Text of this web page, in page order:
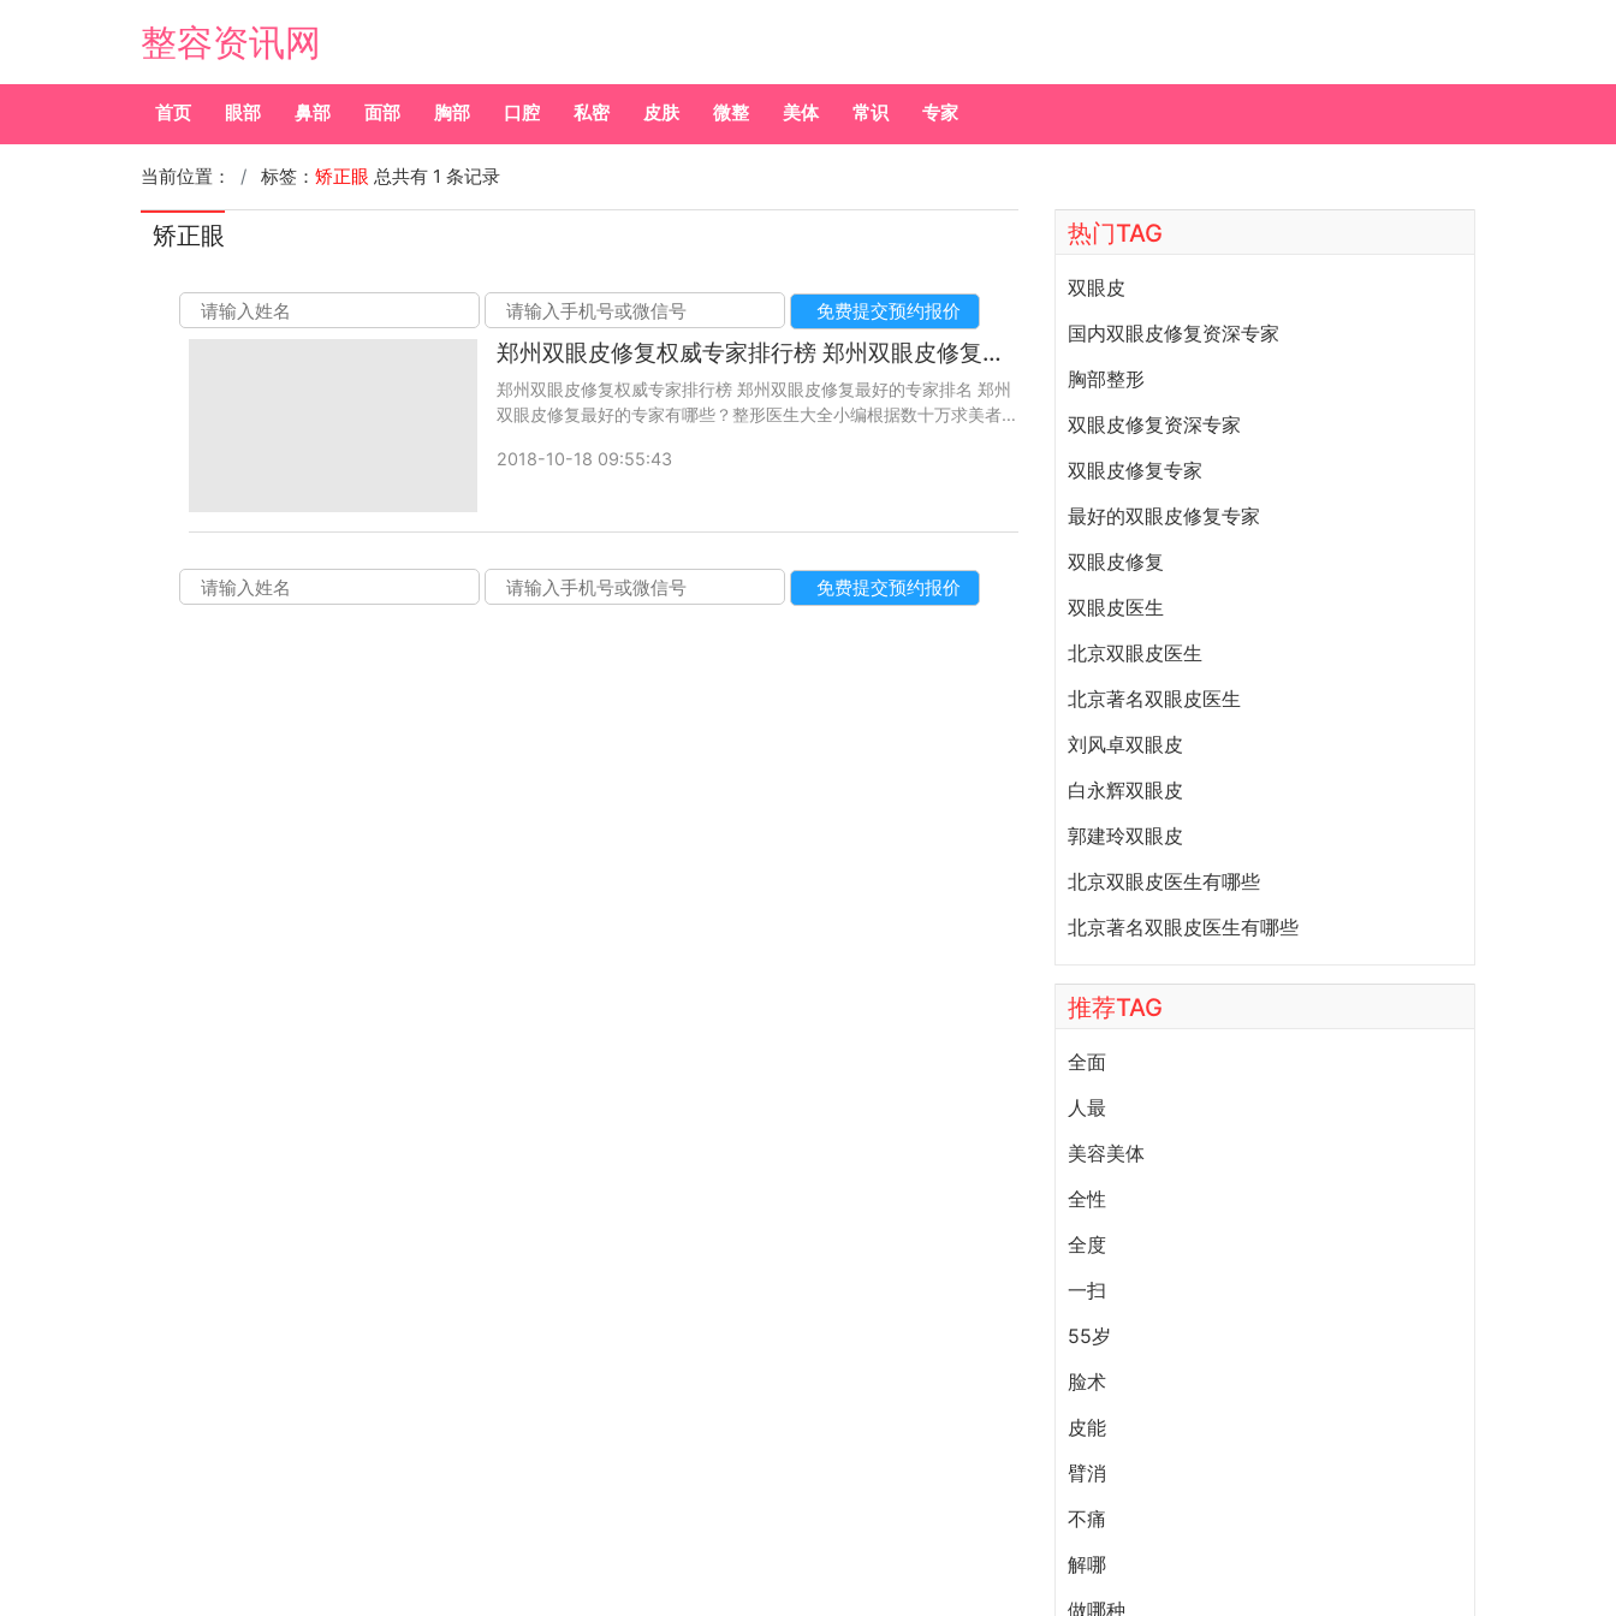
整容资讯网
首页 眼部 鼻部 面部 胸部 口腔 私密 皮肤 微整 美体 常识 专家
当前位置： 标签： 矫正眼 总共有 1 条记录
矫正眼
郑州双眼皮修复权威专家排行榜 郑州双眼皮修复最好的专家排名
郑州双眼皮修复权威专家排行榜 郑州双眼皮修复最好的专家排名 郑州
双眼皮修复最好的专家有哪些？整形医生大全小编根据数十万求美者口
wuyoubianmei。
2018-10-18 09:55:43
热门TAG
双眼皮
国内双眼皮修复资深专家
胸部整形
双眼皮修复资深专家
双眼皮修复专家
最好的双眼皮修复专家
双眼皮修复
双眼皮医生
北京双眼皮医生
北京著名双眼皮医生
刘风卓双眼皮
白永辉双眼皮
郭建玲双眼皮
北京双眼皮医生有哪些
北京著名双眼皮医生有哪些
推荐TAG
全面
人最
美容美体
全性
全度
一扫
55岁
脸术
皮能
臂消
不痛
解哪
做哪种